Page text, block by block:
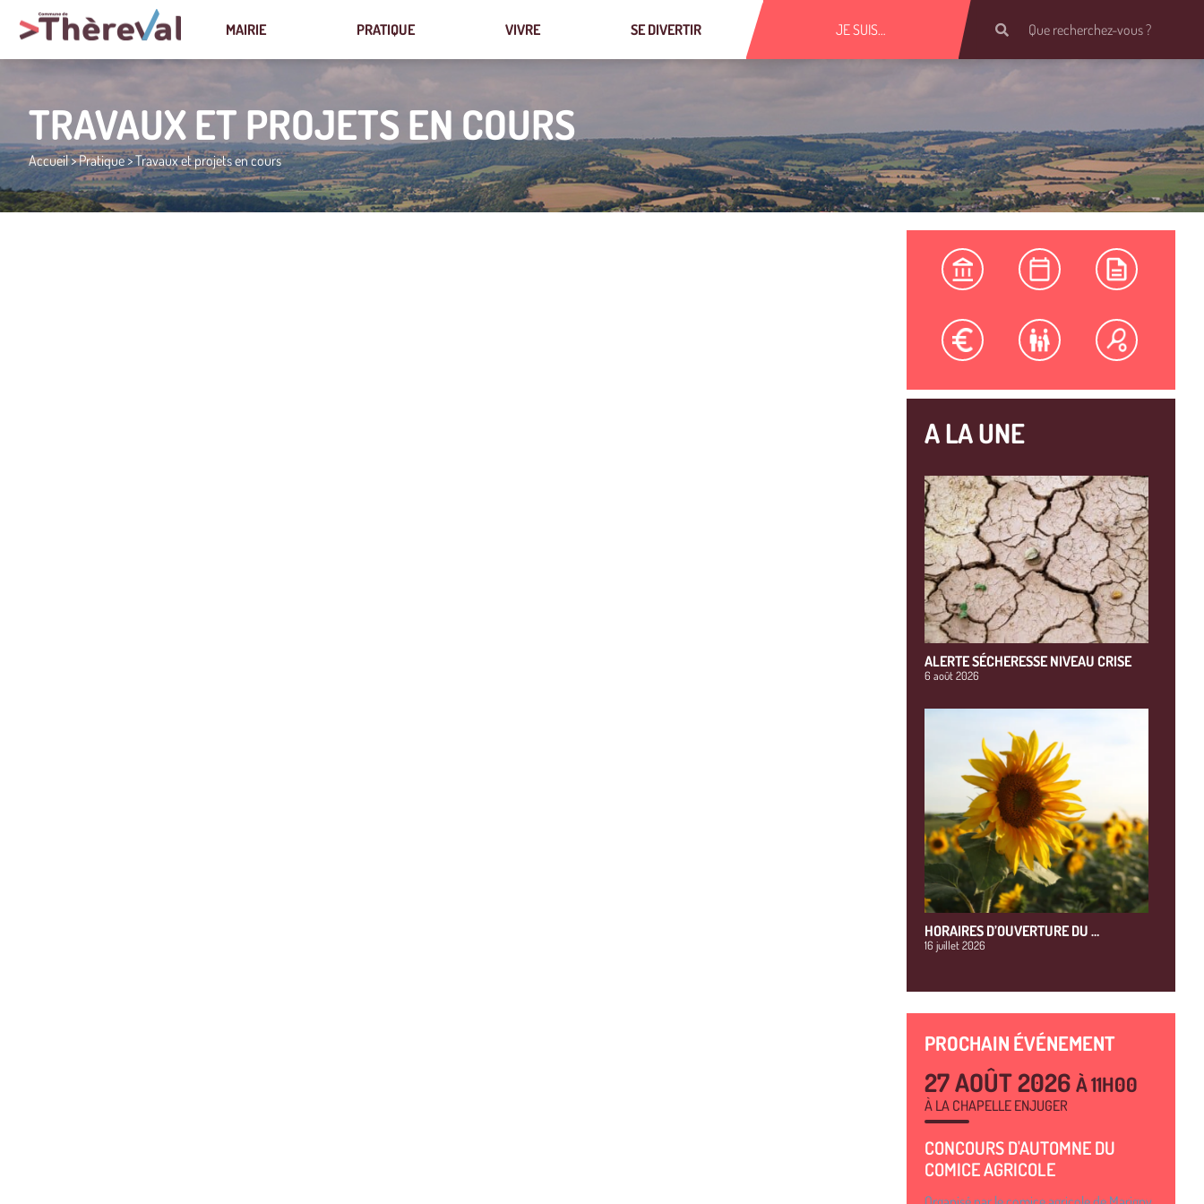
MAIRIE PRATIQUE VIVRE SE DIVERTIR JE SUIS…
TRAVAUX ET PROJETS EN COURS
Accueil>Pratique>Travaux et projets en cours
A LA UNE
ALERTE SÉCHERESSE NIVEAU CRISE
6 août 2026
HORAIRES D’OUVERTURE DU …
16 juillet 2026
PROCHAIN ÉVÉNEMENT
27 AOÛT 2026 À 11H00
À LA CHAPELLE ENJUGER
CONCOURS D'AUTOMNE DU
COMICE AGRICOLE